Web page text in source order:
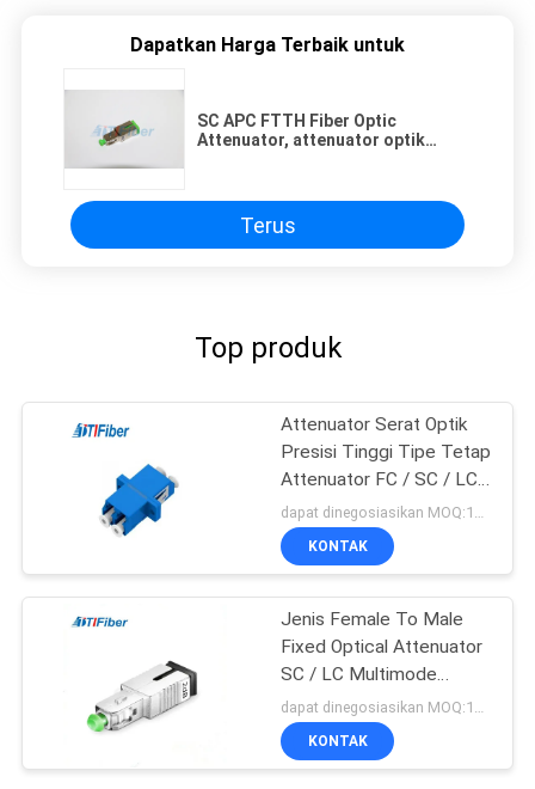
Dapatkan Harga Terbaik untuk
SC APC FTTH Fiber Optic
Attenuator, attenuator optik
Terus
Top produk
Attenuator Serat Optik
Presisi Tinggi Tipe Tetap
Attenuator FC / SC / LC /
ST 5db
dapat dinegosiasikan MOQ:1000
KONTAK
Jenis Female To Male
Fixed Optical Attenuator
SC / LC Multimode
Presisi Tinggi
KONTAK